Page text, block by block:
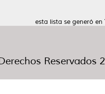
esta lista se generó en
Reservados